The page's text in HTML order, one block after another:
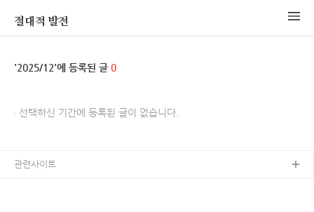
절대적 발전
2025/12 0
선택하신 기간에 등록된 글이 없습니다.
관련사이트